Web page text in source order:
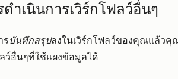
ำเนินการเวิร์กโฟลว์อื่นๆ
รบันทึกสรุปลงในเวิร์กโฟลว์ของคุณแล้วคุ
ว์อื่นๆที่ใช้แผงข้อมูลได้